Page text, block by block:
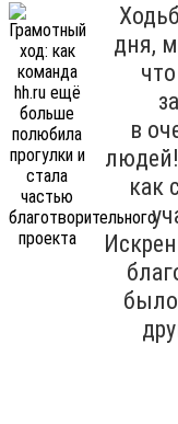
дня,
в
как